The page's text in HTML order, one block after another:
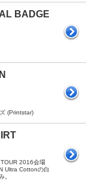
BADGE
(Printstar)
2016会場
Ultra Cottonの白
。